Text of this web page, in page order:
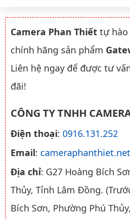
Camera Phan Thiết tự hào
chính hãng sản phẩm
Liên hệ ngay để được tư
đãi!
CÔNG TY TNHH
Điện thoại: 0916.131.252
Email:
Địa chỉ: G27 Hoàng Bích
Thủy, Tỉnh Lâm Đồng.
Bích Sơn, Phường Phú